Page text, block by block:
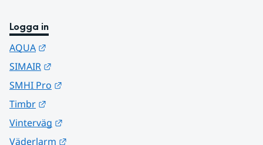
Logga in
AQUA
SIMAIR
SMHI Pro
Timbr
Vinterväg
Väderlarm